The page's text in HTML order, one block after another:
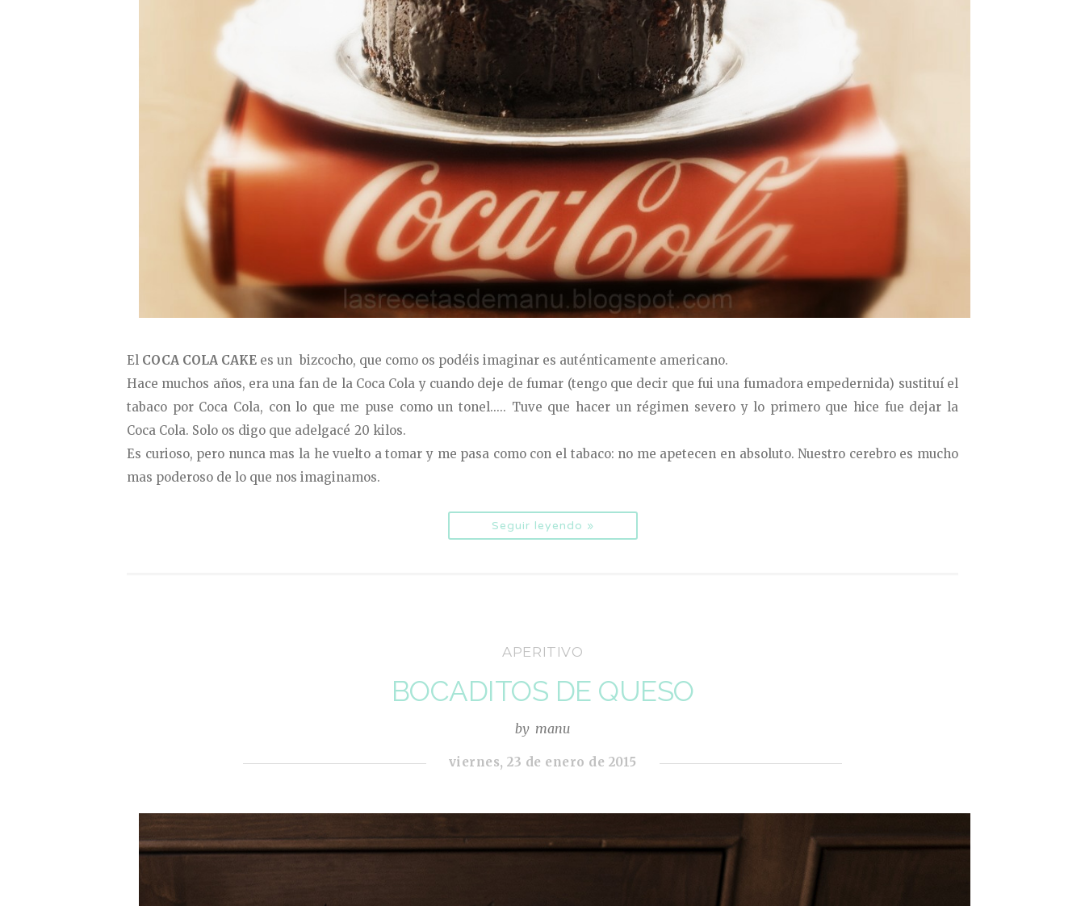
El COCA COLA CAKE es un bizcocho, que como os podéisimaginar es auténticamente americano.
Hace muchos años, era una fan de la Coca Cola y cuando deje de fumar (tengo que decir que fui una fumadora empedernida) sustituí el
tabaco por Coca Cola, con lo que me puse como un tonel..... Tuve que hacer un régimen severo y lo primero que hice fue dejar la
Coca Cola. Solo os digo que adelgacé 20 kilos.
Es curioso, pero nunca mas la he vuelto a tomar y me pasa como con el tabaco: no me apetecen en absoluto. Nuestro cerebro es mucho
mas poderoso de lo que nos imaginamos.
Seguir leyendo »
APERITIVO
BOCADITOS DE QUESO
by manu
viernes, 23 de enero de 2015